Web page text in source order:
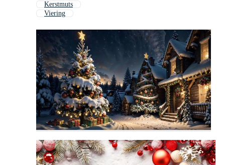
Kerstmuts
Viering